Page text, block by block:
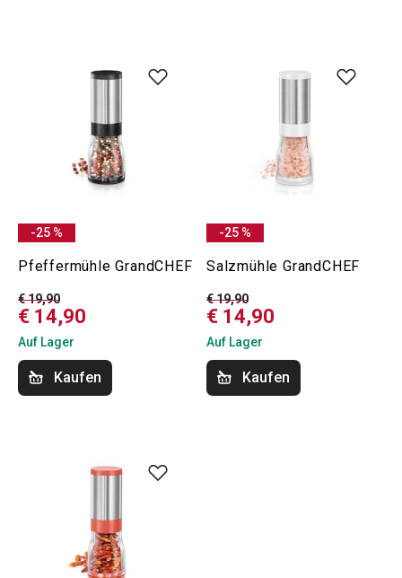
-25 %
Pfeffermühle GrandCHEF
€ 19,90
€ 14,90
Auf Lager
Kaufen
-25 %
Salzmühle GrandCHEF
€ 19,90
€ 14,90
Auf Lager
Kaufen